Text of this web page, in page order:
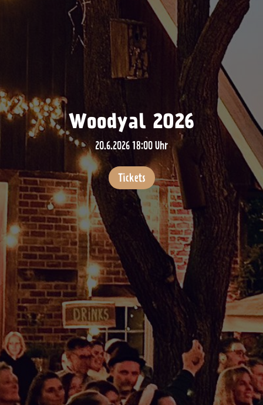
Woodyal 2026
20.6.2026 18:00 Uhr
Tickets